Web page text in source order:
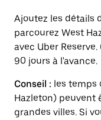
Ajoutez les détails
parcourez West
avec Uber
90 jours à l'avance.
Conseil : les temps
Hazleton) peuvent
grandes villes. Si